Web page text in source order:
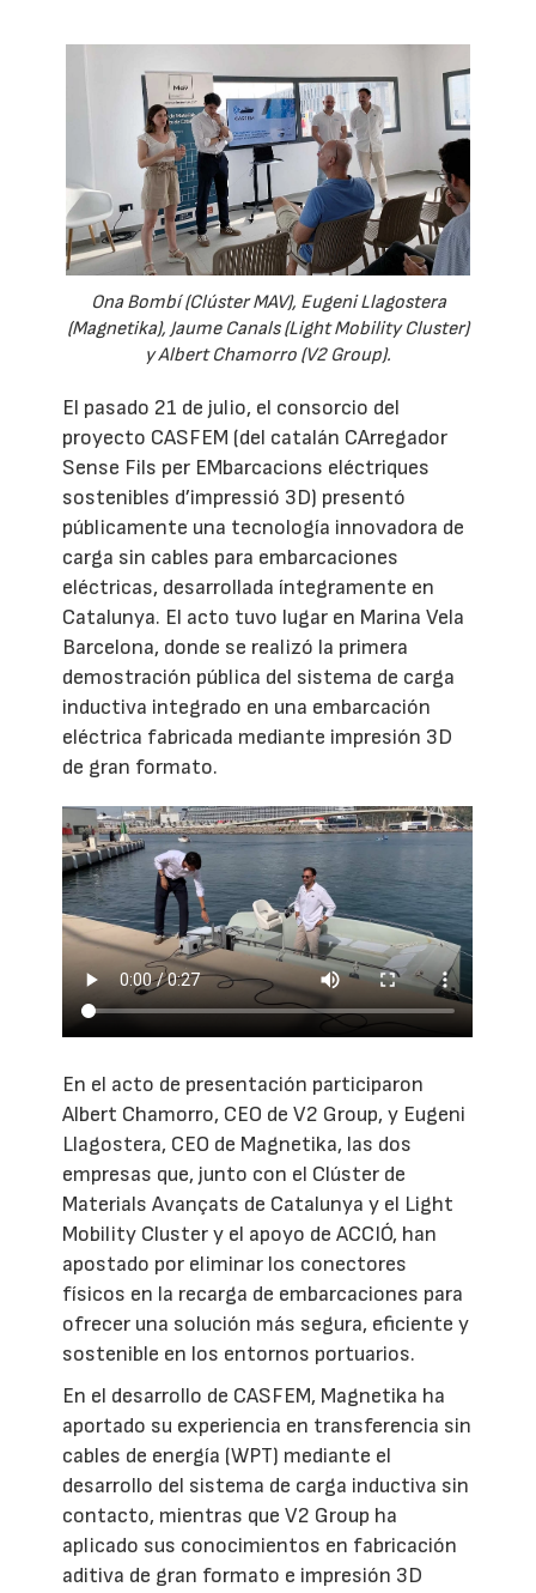
Ona Bombí (Clúster MAV), Eugeni Llagostera
(Magnetika), Jaume Canals (Light Mobility Cluster)
y Albert Chamorro (V2 Group).
El pasado 21 de julio, el consorcio del
proyecto CASFEM (del catalán CArregador
Sense Fils per EMbarcacions eléctriques
sostenibles d’impressió 3D) presentó
públicamente una tecnología innovadora de
carga sin cables para embarcaciones
eléctricas, desarrollada íntegramente en
Catalunya. El acto tuvo lugar en Marina Vela
Barcelona, donde se realizó la primera
demostración pública del sistema de carga
inductiva integrado en una embarcación
eléctrica fabricada mediante impresión 3D
de gran formato.
En el acto de presentación participaron
Albert Chamorro, CEO de V2 Group, y Eugeni
Llagostera, CEO de Magnetika, las dos
empresas que, junto con el Clúster de
Materials Avançats de Catalunya y el Light
Mobility Cluster y el apoyo de ACCIÓ, han
apostado por eliminar los conectores
físicos en la recarga de embarcaciones para
ofrecer una solución más segura, eficiente y
sostenible en los entornos portuarios.
En el desarrollo de CASFEM, Magnetika ha
aportado su experiencia en transferencia sin
cables de energía (WPT) mediante el
desarrollo del sistema de carga inductiva sin
contacto, mientras que V2 Group ha
aplicado sus conocimientos en fabricación
aditiva de gran formato e impresión 3D